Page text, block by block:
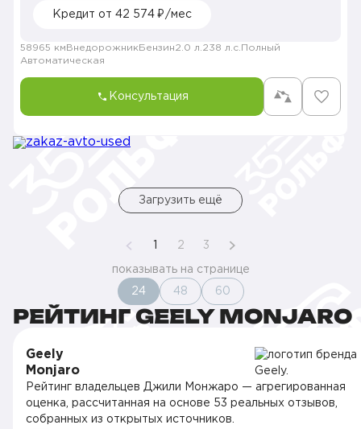
Кредит от 42 574 ₽/мес
58965 км Внедорожник Бензин2.0 л. 238 л.с. Полный
Автоматическая
Консультация
Загрузить ещё
2 3
показывать на странице
24 48 60
РЕЙТИНГ GEELY MONJARO
Geely
Monjaro
Рейтинг владельцев Джили Монжаро — агрегированная
оценка, рассчитанная на основе 53 реальных отзывов,
собранных из открытых источников.